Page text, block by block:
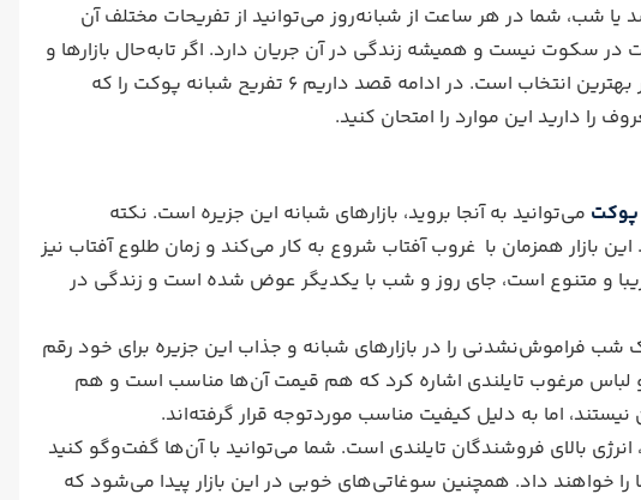
شب، شما در هر ساعت از شبانه‌روز می‌توانید از تفریحات مختلف آن
سکوت نیست و همیشه زندگی در آن جریان دارد. اگر تابه‌حال بازارها و
کافه‌های شبانه را تجربه نکردید و به شب‌گردی علاقه دارید، این شهر بهترین انتخاب است. در ادامه قصد داریم 6 تفریح شبانه پوکت را که
را دارید این موارد را امتحان کنید.
پوکت می‌توانید به آنجا بروید، بازارهای شبانه این جزیره است. نکته
بازار همزمان با غروب آفتاب شروع به کار می‌کند و زمان طلوع آفتاب نیز
و متنوع است، جای روز و شب با یکدیگر عوض شده است و زندگی در
فراموش‌نشدنی را در بازارهای شبانه و جذاب این جزیره برای خود رقم
لباس مرغوب تایلندی اشاره کرد که هم قیمت‌ آن‌ها مناسب است و هم
اما به دلیل کیفیت مناسب موردتوجه قرار گرفته‌اند.
انرژی بالای فروشندگان تایلندی است. شما ‌می‌توانید با آن‌ها گفت‌وگو کنید
خواهند داد. همچنین سوغاتی‌های خوبی در این بازار پیدا می‌شود که